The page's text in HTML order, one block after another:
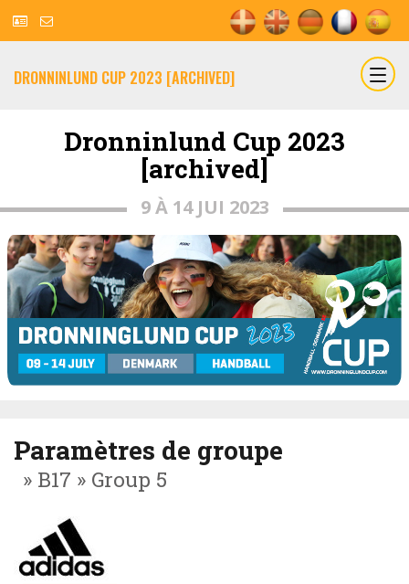
DRONNINLUND CUP 2023 [ARCHIVED]
Dronninlund Cup 2023
[archived]
9 À 14 JUI 2023
Paramètres de groupe
» B17 » Group 5